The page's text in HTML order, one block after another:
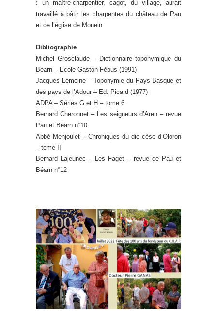
: un maître-charpentier, cagot, du village, aurait
travaillé à bâtir les charpentes du château de Pau
et de l’église de Monein.
Bibliographie
Michel Grosclaude – Dictionnaire toponymique du
Béarn – Ecole Gaston Fébus (1991)
Jacques Lemoine – Toponymie du Pays Basque et
des pays de l’Adour – Ed. Picard (1977)
ADPA – Séries G et H – tome 6
Bernard Cheronnet – Les seigneurs d’Aren – revue
Pau et Béarn n°10
Abbé Menjoulet – Chroniques du dio cèse d’Oloron
– tome II
Bernard Lajeunec – Les Faget – revue de Pau et
Béarn n°12